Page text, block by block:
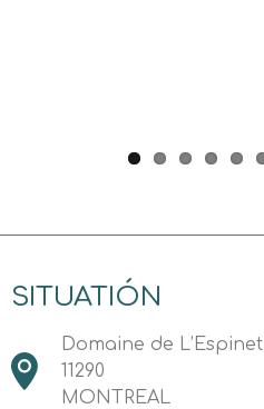
SITUATIÓN
Domaine de L’Espinet
11290
MONTREAL